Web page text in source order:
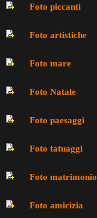
Foto piccanti
Foto artistiche
Foto mare
Foto Natale
Foto paesaggi
Foto tatuaggi
Foto matrimonio
Foto amicizia